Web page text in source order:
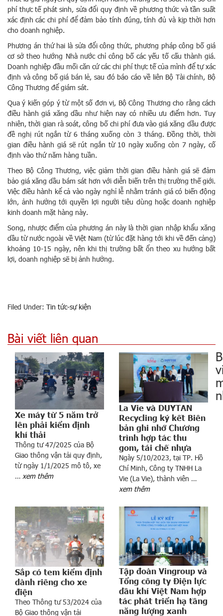
phí thực tế phát sinh, sửa đổi quy định về phương thức và tần suất
xác định các chi phí để đảm bảo tính đúng, tính đủ và kịp thời hơn
cho doanh nghiệp.
Phương án thứ hai là sửa đổi công thức, phương pháp công bố giá
cơ sở theo hướng Nhà nước chỉ công bố các yếu tố cấu thành giá.
Doanh nghiệp đầu mối căn cứ các chi phí thực tế của mình để tự xác
định và công bố giá bán lẻ, sau đó báo cáo về liên Bộ Tài chính, Bộ
Công Thương để giám sát.
Qua ý kiến góp ý từ một số đơn vị, Bộ Công Thương cho rằng cách
điều hành giá xăng dầu như hiện nay có nhiều ưu điểm hơn. Tuy
nhiên, thời gian rà soát, công bố chi phí đưa vào giá xăng dầu được
đề nghị rút ngắn từ 6 tháng xuống còn 3 tháng. Đồng thời, thời
gian điều hành giá sẽ rút ngắn từ 10 ngày xuống còn 7 ngày, cố
định vào thứ năm hàng tuần.
Theo Bộ Công Thương, việc giảm thời gian điều hành giá sẽ đảm
bảo giá xăng dầu bám sát hơn với diễn biến trên thị trường thế giới.
Việc điều hành kể cả vào ngày nghỉ lễ nhằm tránh giá có biến động
lớn, ảnh hưởng tới quyền lợi người tiêu dùng hoặc doanh nghiệp
kinh doanh mặt hàng này.
Song, nhược điểm của phương án này là thời gian nhập khẩu xăng
dầu từ nước ngoài về Việt Nam (từ lúc đặt hàng tới khi về đến cảng)
khoảng 10-15 ngày, nên khi thị trường bất ổn theo xu hướng bất
lợi, doanh nghiệp sẽ bị ảnh hưởng.
Filed Under: Tin tức-sự kiện
Bài viết liên quan
Xe máy từ 5 năm trở
lên phải kiểm định
khí thải
Thông tư 47/2025 của Bộ
Giao thông vận tải quy định,
từ ngày 1/1/2025 mô tô, xe
… xem thêm
La Vie và DUYTAN
Recycling ký kết Biên
bản ghi nhớ Chương
trình hợp tác thu
gom, tái chế nhựa
Ngày 5/10/2023, tại TP. Hồ
Chí Minh, Công ty TNHH La
Vie (La Vie), thành viên …
xem thêm
Sắp có tem kiểm định
dành riêng cho xe
điện
Theo Thông tư 53/2024 của
Bộ Giao thông vận tải
Tập đoàn Vingroup và
Tổng công ty Điện lực
dầu khí Việt Nam hợp
tác phát triển hạ tầng
năng lượng xanh